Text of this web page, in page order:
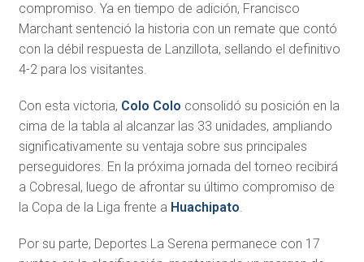
compromiso. Ya en tiempo de adición, Francisco
Marchant sentenció la historia con un remate que contó
con la débil respuesta de Lanzillota, sellando el definitivo
4-2 para los visitantes.
Con esta victoria, Colo Colo consolidó su posición en la
cima de la tabla al alcanzar las 33 unidades, ampliando
significativamente su ventaja sobre sus principales
perseguidores. En la próxima jornada del torneo recibirá
a Cobresal, luego de afrontar su último compromiso de
la Copa de la Liga frente a Huachipato.
Por su parte, Deportes La Serena permanece con 17